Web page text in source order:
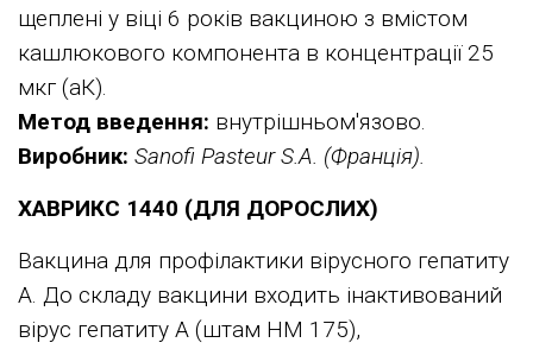
щеплені у віці 6 років вакциною з вмістом
кашлюкового компонента в концентрації 25
мкг (аК).
Метод введення: внутрішньом'язово.
Виробник: Sanofi Pasteur S.A. (Франція).
ХАВРИКС 1440 (ДЛЯ ДОРОСЛИХ)
Вакцина для профілактики вірусного гепатиту
А. До складу вакцини входить інактивований
вірус гепатиту А (штам НM 175),